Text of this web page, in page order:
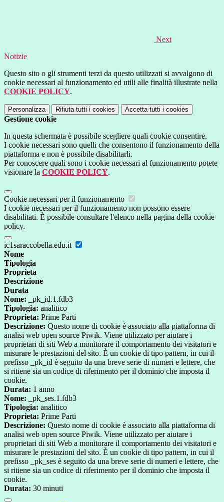
Next
Notizie
Questo sito o gli strumenti terzi da questo utilizzati si avvalgono di
cookie necessari al funzionamento ed utili alle finalità illustrate nella
COOKIE POLICY.
Personalizza Rifiuta tutti i cookies Accetta tutti i cookies
Gestione cookie
In questa schermata è possibile scegliere quali cookie consentire.
I cookie necessari sono quelli che consentono il funzionamento della
piattaforma e non è possibile disabilitarli.
Per conoscere quali sono i cookie necessari al funzionamento potete
visionare la COOKIE POLICY.
Cookie necessari per il funzionamento
I cookie necessari per il funzionamento non possono essere
disabilitati. È possibile consultare l'elenco nella pagina della cookie
policy.
ic1saraccobella.edu.it
Nome
Tipologia
Proprieta
Descrizione
Durata
Nome: _pk_id.1.fdb3
Tipologia: analitico
Proprieta: Prime Parti
Descrizione: Questo nome di cookie è associato alla piattaforma di
analisi web open source Piwik. Viene utilizzato per aiutare i
proprietari di siti Web a monitorare il comportamento dei visitatori e
misurare le prestazioni del sito. È un cookie di tipo pattern, in cui il
prefisso _pk_id è seguito da una breve serie di numeri e lettere, che
si ritiene sia un codice di riferimento per il dominio che imposta il
cookie.
Durata: 1 anno
Nome: _pk_ses.1.fdb3
Tipologia: analitico
Proprieta: Prime Parti
Descrizione: Questo nome di cookie è associato alla piattaforma di
analisi web open source Piwik. Viene utilizzato per aiutare i
proprietari di siti Web a monitorare il comportamento dei visitatori e
misurare le prestazioni del sito. È un cookie di tipo pattern, in cui il
prefisso _pk_ses è seguito da una breve serie di numeri e lettere, che
si ritiene sia un codice di riferimento per il dominio che imposta il
cookie.
Durata: 30 minuti